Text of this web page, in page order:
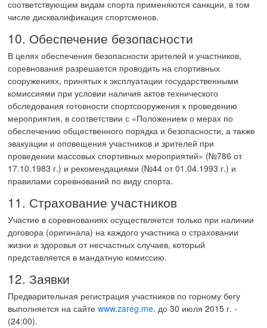
соответствующим видам спорта применяются санкции, в том
числе дисквалификация спортсменов.
10. Обеспечение безопасности
В целях обеспечения безопасности зрителей и участников,
соревнования разрешается проводить на спортивных
сооружениях, принятых к эксплуатации государственными
комиссиями при условии наличия актов технического
обследования готовности спортсооружения к проведению
мероприятия, в соответствии с «Положением о мерах по
обеспечению общественного порядка и безопасности, а также
эвакуации и оповещения участников и зрителей при
проведении массовых спортивных мероприятий» (№786 от
17.10.1983 г.) и рекомендациями (№44 от 01.04.1993 г.) и
правилами соревнований по виду спорта.
11. Страхование участников
Участие в соревнованиях осуществляется только при наличии
договора (оригинала) на каждого участника о страховании
жизни и здоровья от несчастных случаев, который
представляется в мандатную комиссию.
12. Заявки
Предварительная регистрация участников по горному бегу
выполняется на сайтеwww.zareg.me. до 30 июля 2015 г. -
(24:00).